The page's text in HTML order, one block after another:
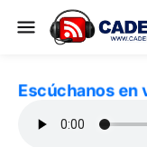
Escúchanos en